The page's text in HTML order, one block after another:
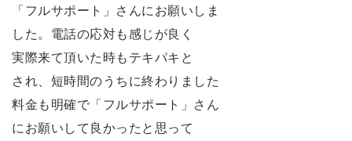
「フルサポート」さんにお願いしま
した。電話の応対も感じが良く
実際来て頂いた時もテキパキと
され、短時間のうちに終わりました
料金も明確で「フルサポート」さん
にお願いして良かったと思って